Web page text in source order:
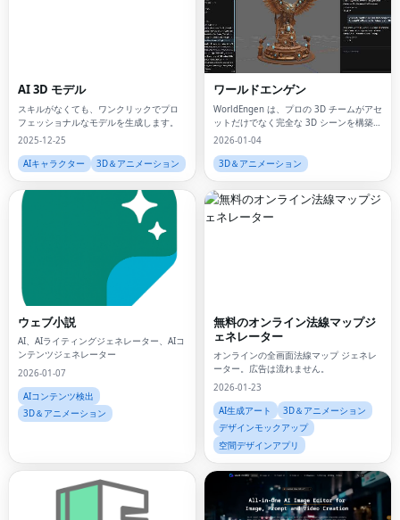
AI 3D モデル
スキルがなくても、ワンクリックでプロ
フェッショナルなモデルを生成します。
2025-12-25
AIキャラクター
3D＆アニメーション
ワールドエンゲン
WorldEngen は、プロの 3D チームがアセ
ットだけでなく完全な 3D シーンを構築、
反復、出荷するための AI コパイロットで
2026-01-04
3D＆アニメーション
ウェブ小説
AI、AIライティングジェネレーター、AIコ
ンテンツジェネレーター
2026-01-07
AIコンテンツ検出
3D＆アニメーション
無料のオンライン法線マップジ
ェネレーター
オンラインの全画面法線マップ ジェネレ
ーター。広告は流れません。
2026-01-23
AI生成アート
3D＆アニメーション
デザインモックアップ
空間デザインアプリ